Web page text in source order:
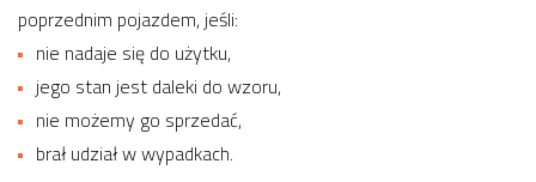
poprzednim pojazdem, jeśli:
nie nadaje się do użytku,
jego stan jest daleki do wzoru,
nie możemy go sprzedać,
brał udział w wypadkach.